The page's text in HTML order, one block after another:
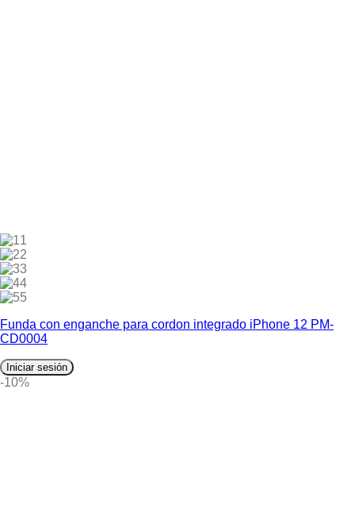
1
2
3
4
5
Funda con enganche para cordon integrado iPhone 12 PM-
CD0004
Iniciar sesión
-10%